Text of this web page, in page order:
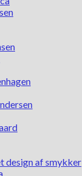
design af smykker